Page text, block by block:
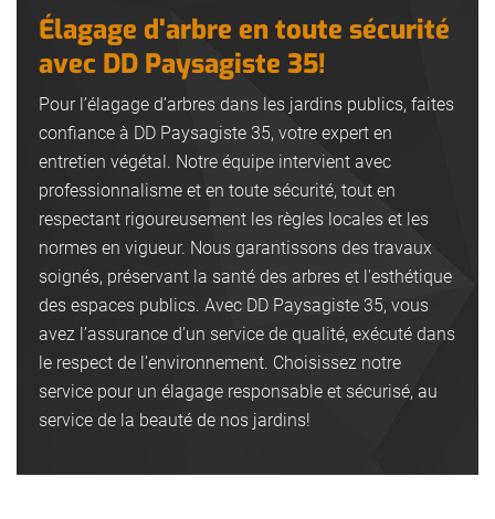
Élagage d'arbre en toute sécurité
avec DD Paysagiste 35!
Pour l’élagage d’arbres dans les jardins publics, faites
confiance à DD Paysagiste 35, votre expert en
entretien végétal. Notre équipe intervient avec
professionnalisme et en toute sécurité, tout en
respectant rigoureusement les règles locales et les
normes en vigueur. Nous garantissons des travaux
soignés, préservant la santé des arbres et l'esthétique
des espaces publics. Avec DD Paysagiste 35, vous
avez l’assurance d’un service de qualité, exécuté dans
le respect de l’environnement. Choisissez notre
service pour un élagage responsable et sécurisé, au
service de la beauté de nos jardins!